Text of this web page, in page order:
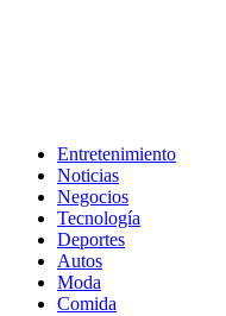
Entretenimiento
Noticias
Negocios
Tecnología
Deportes
Autos
Moda
Comida